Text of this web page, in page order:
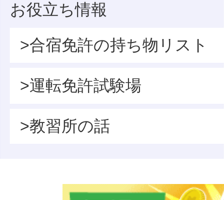
お役立ち情報
>合宿免許の持ち物リスト
>運転免許試験場
>教習所の話